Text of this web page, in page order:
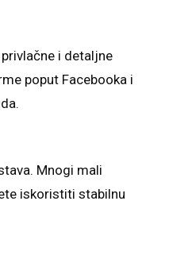
i detaljne
poput Facebooka i
Mnogi mali
iskoristiti stabilnu